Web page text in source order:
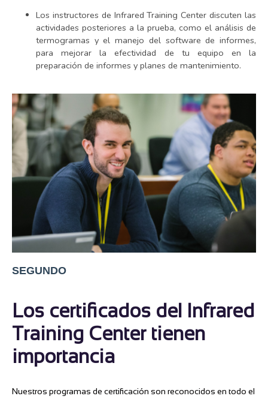
Los instructores de Infrared Training Center discuten las
actividades posteriores a la prueba, como el análisis de
termogramas y el manejo del software de informes,
para mejorar la efectividad de tu equipo en la
preparación de informes y planes de mantenimiento.
SEGUNDO
Los certificados del Infrared
Training Center tienen
importancia
Nuestros programas de certificación son reconocidos en todo el